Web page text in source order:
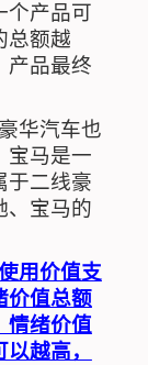
个产品可
总额越
产品最终
华汽车也
宝马是一
于二线豪
、宝马的
用价值支
价值总额
情绪价值
越高，